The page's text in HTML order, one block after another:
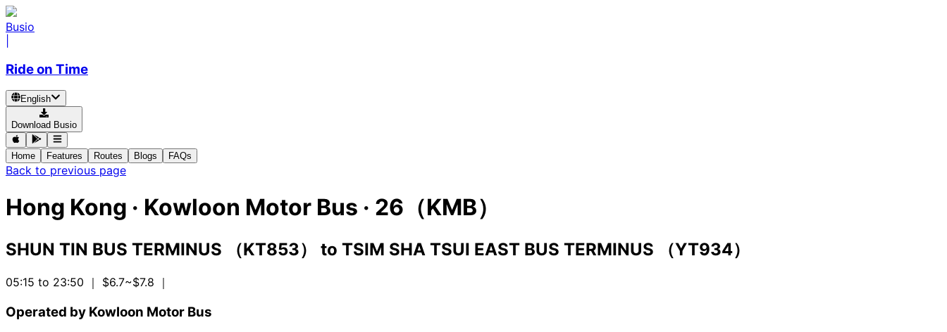
Busio
Ride on Time
English
Download Busio
Home Features Routes Blogs FAQs
Back to previous page
Hong Kong · Kowloon Motor Bus · 26（KMB）
SHUN TIN BUS TERMINUS （KT853） to TSIM SHA TSUI EAST BUS TERMINUS （YT934）
05:15 to 23:50 ｜ $6.7~$7.8 ｜
Operated by Kowloon Motor Bus